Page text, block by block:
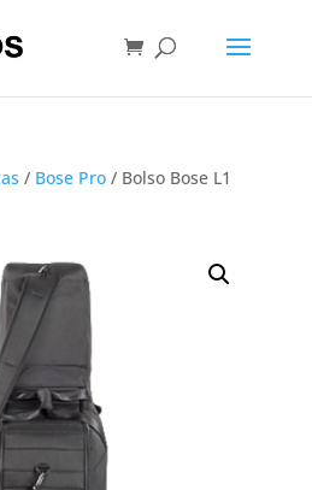
/ Bose Pro/ Bolso Bose L1